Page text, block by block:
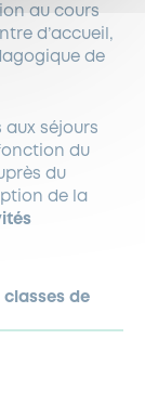
au cours
d’accueil,
de
séjours
du
du
de la
de